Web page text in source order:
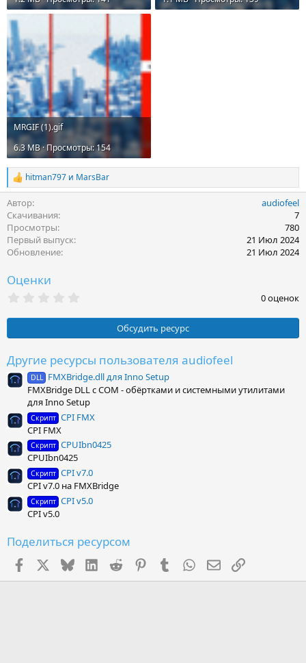
MRGIF (1).gif
6.3 MB · Просмотры: 154
Р
е
а
к
ц
и
и
:
hitman797 и MarsBar
Автор
audiofeel
Скачивания
7
Просмотры
780
Первый выпуск
21 Июл 2024
Обновление
21 Июл 2024
Оценки
0
з
ё
з
д
0 оценок
Обсудить ресурс
Другие ресурсы пользователя audiofeel
DLL FMXBridge.dll для Inno Setup
FMXBridge DLL с COM - обёртками и системными утилитами
для Inno Setup
Скрипт CPI FMX
CPI FMX
Скрипт CPUIbn0425
CPUIbn0425
Скрипт CPI v7.0
CPI v7.0 на FMXBridge
Скрипт CPI v5.0
CPI v5.0
Поделиться ресурсом
FacebookX (Twitter)
BlueskyLinkedInReddit PinterestTumblr WhatsApp
Электронная
Ссылка